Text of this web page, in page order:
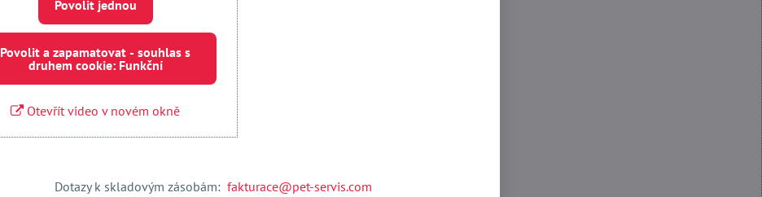
Externí obsah je blokován Volbami soukromí
Přejete si načíst externí obsah?
Povolit a zapamatovat - souhlas s druhem cookie: Funkční
Povolit jednou
Povolit a zapamatovat - souhlas s
druhem cookie: Funkční
Otevřít video v novém okně
Dotazy k skladovým zásobám:fakturace@pet-servis.com